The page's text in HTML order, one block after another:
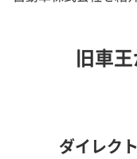
旧車
ダイレク